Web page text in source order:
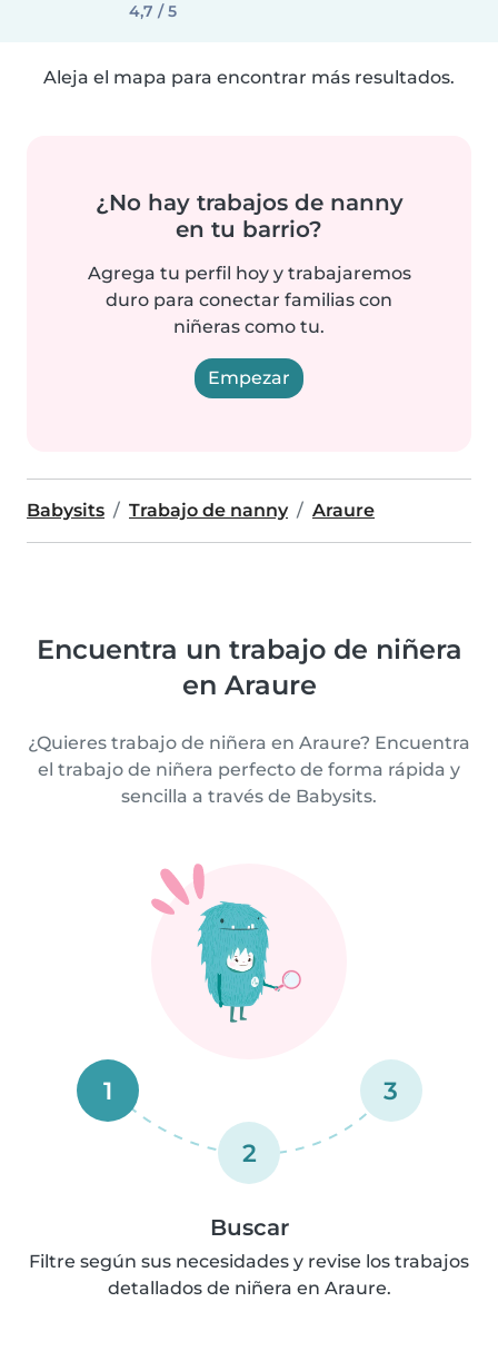
4,7 / 5
Aleja el mapa para encontrar más resultados.
¿No hay trabajos de nanny
en tu barrio?
Agrega tu perfil hoy y trabajaremos
duro para conectar familias con
niñeras como tu.
Empezar
Babysits Trabajo de nanny Araure
Encuentra un trabajo de niñera
en Araure
¿Quieres trabajo de niñera en Araure? Encuentra
el trabajo de niñera perfecto de forma rápida y
sencilla a través de Babysits.
1
2
3
Buscar
Filtre según sus necesidades y revise los trabajos
detallados de niñera en Araure.